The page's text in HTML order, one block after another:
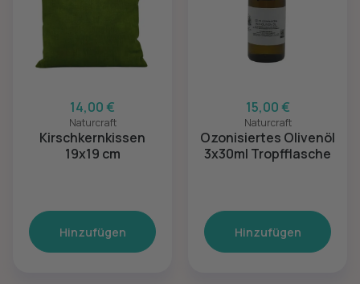
14,00 €
Naturcraft
Kirschkernkissen
19x19 cm
Hinzufügen
15,00 €
Naturcraft
Ozonisiertes Olivenöl
3x30ml Tropfflasche
Hinzufügen